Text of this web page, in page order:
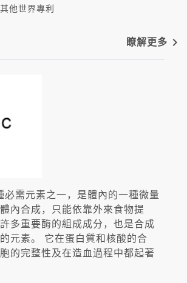
他世界專利
瞭解更多 navigate_next
必需元素之一，是體內的一種微量
內合成，只能依靠外來食物提
多重要酶的組成成分，也是合成
元素。 它在蛋白質和核酸的合
的完整性及在造血過程中都起著